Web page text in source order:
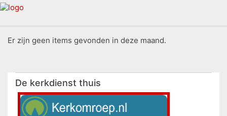
Er zijn geen items gevonden in deze maand.
De kerkdienst thuis